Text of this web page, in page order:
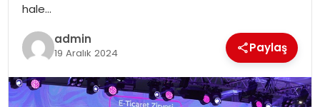
hale…
admin
19 Aralık 2024 Paylaş